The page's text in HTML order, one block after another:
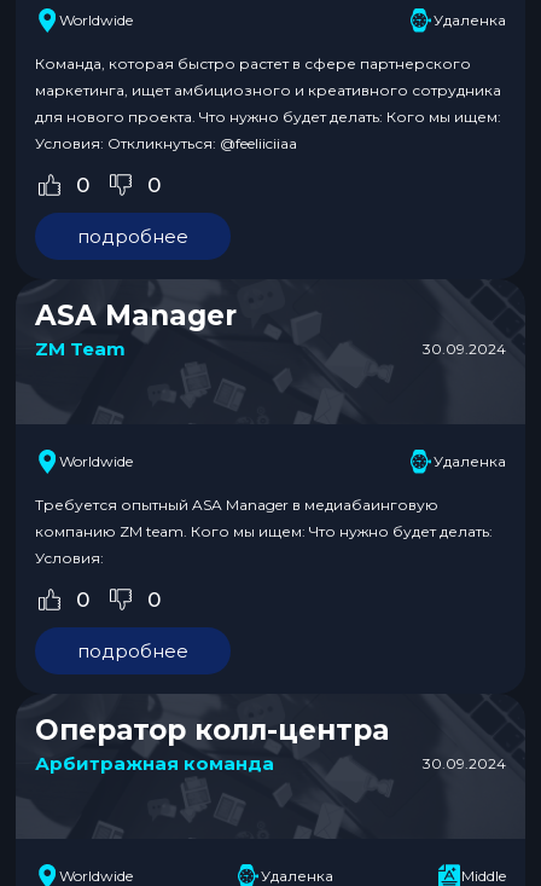
Worldwide Удаленка
Команда, которая быстро растет в сфере партнерского
маркетинга, ищет амбициозного и креативного сотрудника
для нового проекта. Что нужно будет делать: Кого мы ищем:
Условия: Откликнуться: @feeliiciiaa
0 0
подробнее
ASA Manager
ZM Team 30.09.2024
Worldwide Удаленка
Требуется опытный ASA Manager в медиабаинговую
компанию ZM team. Кого мы ищем: Что нужно будет делать:
Условия:
0 0
подробнее
Оператор колл-центра
Арбитражная команда 30.09.2024
Worldwide Удаленка Middle